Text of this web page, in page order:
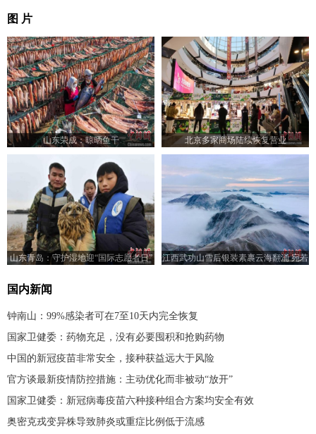
图 片
山东荣成：晾晒鱼干 北京多家商场陆续恢复营业
山东青岛：守护湿地迎“国际志愿者日”
江西武功山雪后银装素裹云海翻涌 宛若
国内新闻
钟南山：99%感染者可在7至10天内完全恢复
国家卫健委：药物充足，没有必要囤积和抢购药物
中国的新冠疫苗非常安全，接种获益远大于风险
官方谈最新疫情防控措施：主动优化而非被动“放开”
国家卫健委：新冠病毒疫苗六种接种组合方案均安全有效
奥密克戎变异株导致肺炎或重症比例低于流感